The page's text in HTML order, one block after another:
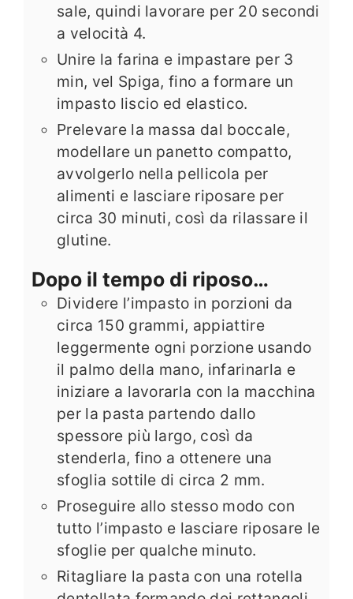
sale, quindi lavorare per 20 secondi
a velocità 4.
Unire la farina e impastare per 3
min, vel Spiga, fino a formare un
impasto liscio ed elastico.
Prelevare la massa dal boccale,
modellare un panetto compatto,
avvolgerlo nella pellicola per
alimenti e lasciare riposare per
circa 30 minuti, così da rilassare il
glutine.
Dopo il tempo di riposo…
Dividere l’impasto in porzioni da
circa 150 grammi, appiattire
leggermente ogni porzione usando
il palmo della mano, infarinarla e
iniziare a lavorarla con la macchina
per la pasta partendo dallo
spessore più largo, così da
stenderla, fino a ottenere una
sfoglia sottile di circa 2 mm.
Proseguire allo stesso modo con
tutto l’impasto e lasciare riposare le
sfoglie per qualche minuto.
Ritagliare la pasta con una rotella